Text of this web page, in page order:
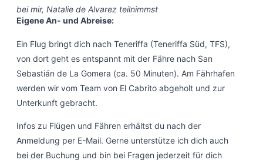
bei mir, Natalie de Alvarez teilnimmst
Eigene An- und Abreise:
Ein Flug bringt dich nach Teneriffa (Teneriffa Süd, TFS),
von dort geht es entspannt mit der Fähre nach San
Sebastián de La Gomera (ca. 50 Minuten). Am Fährhafen
werden wir vom Team von El Cabrito abgeholt und zur
Unterkunft gebracht.
Infos zu Flügen und Fähren erhältst du nach der
Anmeldung per E-Mail. Gerne unterstütze ich dich auch
bei der Buchung und bin bei Fragen jederzeit für dich